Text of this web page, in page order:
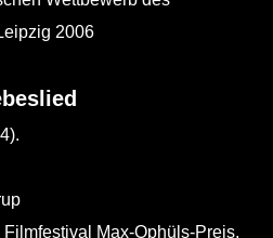
2006
Max-Ophüls-Preis,